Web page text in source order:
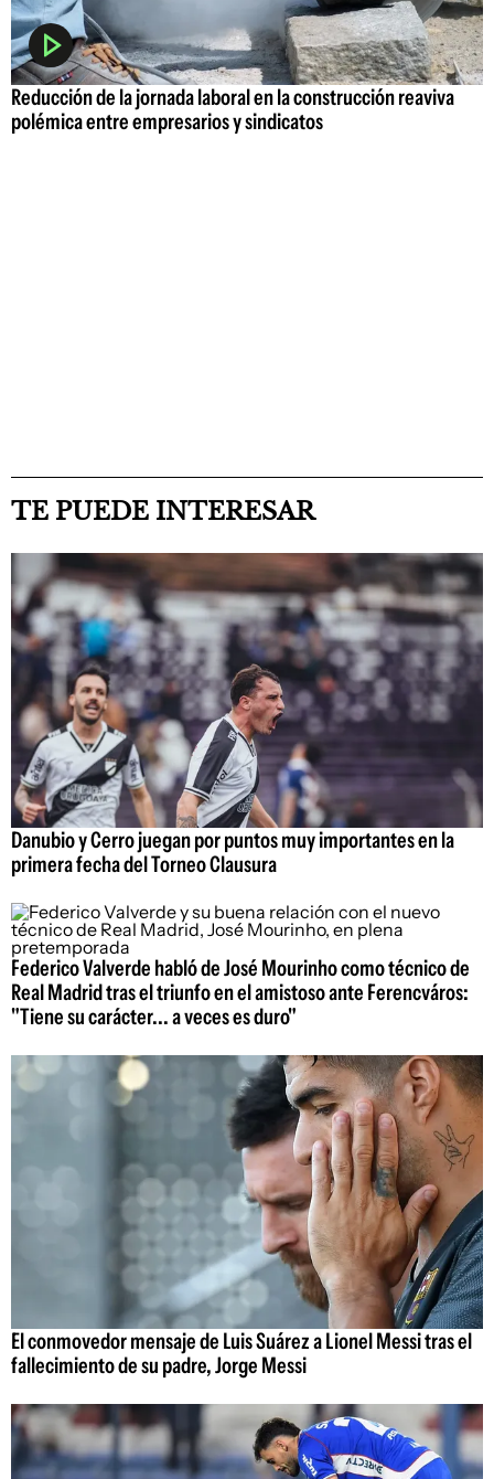
Reducción de la jornada laboral en la construcción reaviva
polémica entre empresarios y sindicatos
TE PUEDE INTERESAR
Danubio y Cerro juegan por puntos muy importantes en la
primera fecha del Torneo Clausura
Federico Valverde habló de José Mourinho como técnico de
Real Madrid tras el triunfo en el amistoso ante Ferencváros:
"Tiene su carácter... a veces es duro"
El conmovedor mensaje de Luis Suárez a Lionel Messi tras el
fallecimiento de su padre, Jorge Messi